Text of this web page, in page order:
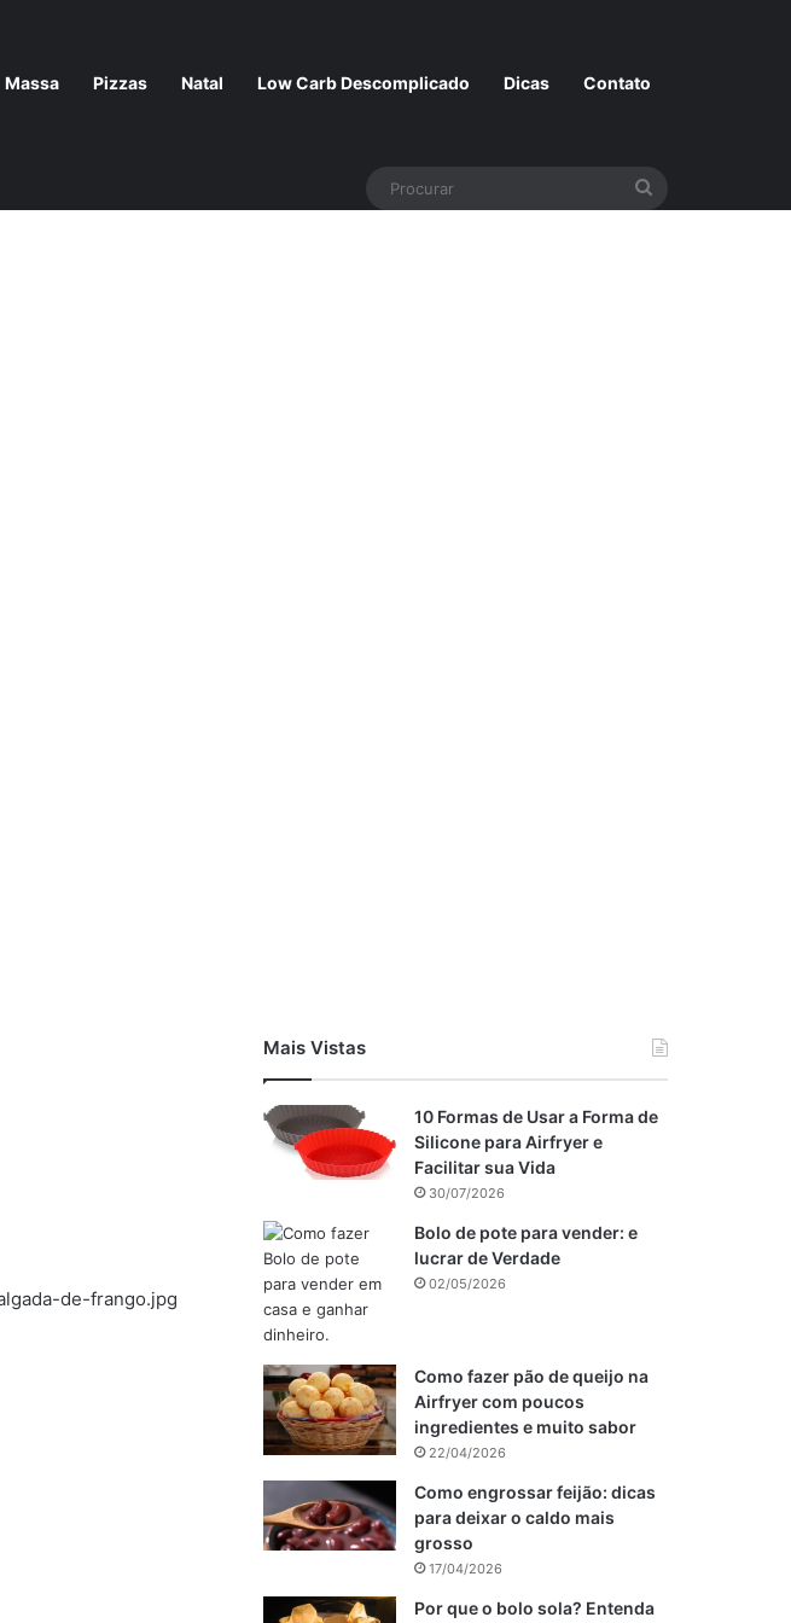
Massa Pizzas Natal Low Carb Descomplicado Dicas Contato
de-frango.jpg
Mais Vistas
10 Formas de Usar a Forma de
Silicone para Airfryer e
Facilitar sua Vida
30/07/2026
Bolo de pote para vender: e
lucrar de Verdade
02/05/2026
Como fazer pão de queijo na
Airfryer com poucos
ingredientes e muito sabor
22/04/2026
Como engrossar feijão: dicas
para deixar o caldo mais
grosso
17/04/2026
Por que o bolo sola? Entenda